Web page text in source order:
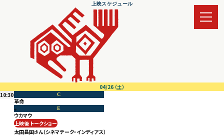
上映スケジュール
04/26 （土）
10:30
C
革命
E
ウカマウ
上映後 トークショー
太田昌国さん（シネマテーク・インディアス）